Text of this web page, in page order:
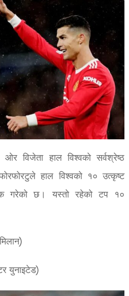
विजेता हाल विश्वको सर्वश्रेष्ठ
हाल विश्वको १० उत्कृष्ट
गरेको छ। यस्तो रहेको टप १०
युनाइटेड)